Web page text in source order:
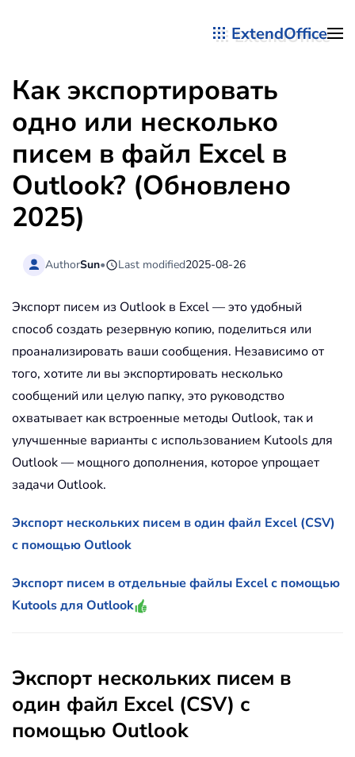
ExtendOffice
Как экспортировать
одно или несколько
писем в файл Excel в
Outlook? (Обновлено
2025)
AuthorSun• Last modified2025-08-26
Экспорт писем из Outlook в Excel — это удобный
способ создать резервную копию, поделиться или
проанализировать ваши сообщения. Независимо от
того, хотите ли вы экспортировать несколько
сообщений или целую папку, это руководство
охватывает как встроенные методы Outlook, так и
улучшенные варианты с использованием Kutools для
Outlook — мощного дополнения, которое упрощает
задачи Outlook.
Экспорт нескольких писем в один файл Excel (CSV)
с помощью Outlook
Экспорт писем в отдельные файлы Excel с помощью
Kutools для Outlook
Экспорт нескольких писем в
один файл Excel (CSV) с
помощью Outlook